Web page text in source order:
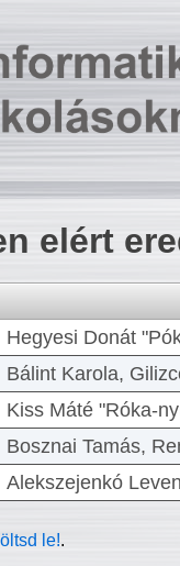
elért
Hegyesi Donát
Bálint Karola,
Kiss Máté "Róka-
Bosznai Tamás,
Alekszejenkó
le!.